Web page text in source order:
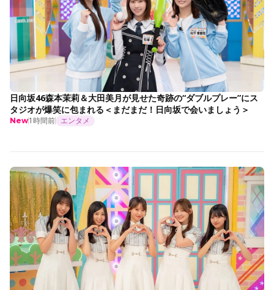
日向坂46森本茉莉＆大田美月が見せた奇跡の“ダブルプレー”にス
タジオが爆笑に包まれる＜まだまだ！日向坂で会いましょう＞
New1時間前 エンタメ